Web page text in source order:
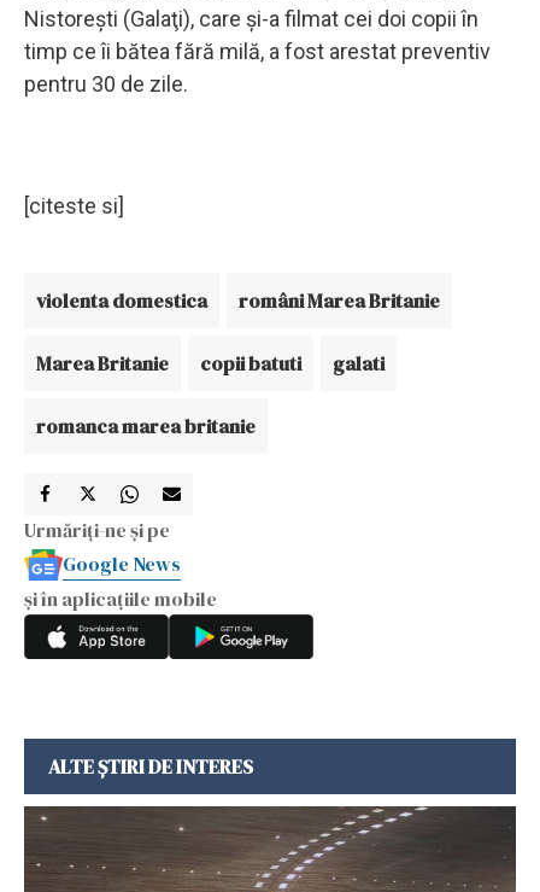
Nistoreşti (Galaţi), care şi-a filmat cei doi copii în
timp ce îi bătea fără milă, a fost arestat preventiv
pentru 30 de zile.
[citeste si]
violenta domestica români Marea Britanie
Marea Britanie copii batuti galati
romanca marea britanie
Urmăriți-ne și pe
Google News
și în aplicațiile mobile
ALTE ȘTIRI DE INTERES